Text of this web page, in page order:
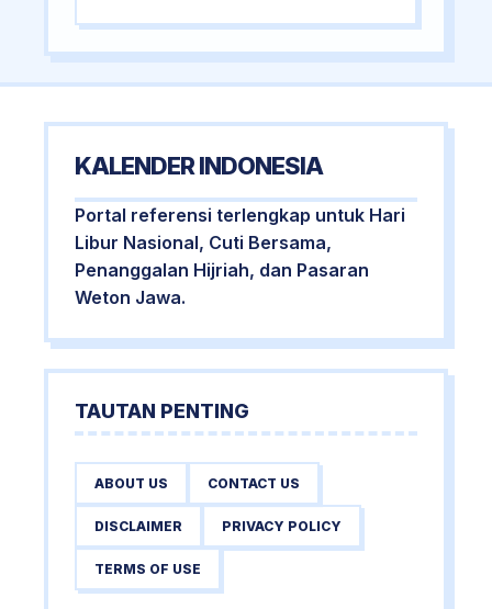
KALENDER INDONESIA
Portal referensi terlengkap untuk Hari
Libur Nasional, Cuti Bersama,
Penanggalan Hijriah, dan Pasaran
Weton Jawa.
TAUTAN PENTING
ABOUT US CONTACT US
DISCLAIMER PRIVACY POLICY
TERMS OF USE